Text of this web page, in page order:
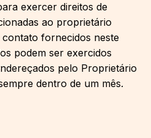
exercer direitos de
ao proprietário
fornecidos neste
podem ser exercidos
pelo Proprietário
dentro de um mês.